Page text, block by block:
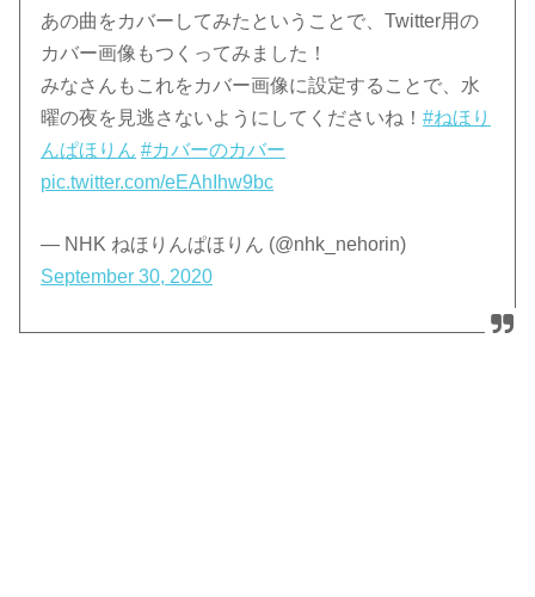
あの曲をカバーしてみたということで、Twitter⽤の
カバー画像もつくってみました！
みなさんもこれをカバー画像に設定することで、⽔
曜の夜を⾒逃さないようにしてくださいね！#ねほり
んぱほりん #カバーのカバー
pic.twitter.com/eEAhIhw9bc
— NHK ねほりんぱほりん (@nhk_nehorin)
September 30, 2020